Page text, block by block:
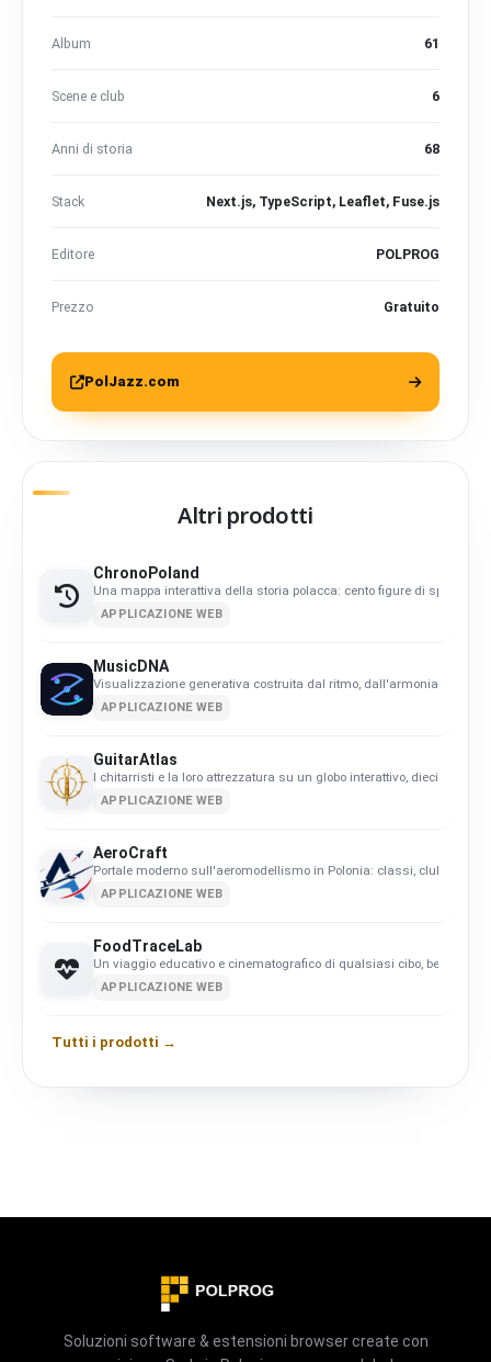
Album 61
Scene e club 6
Anni di storia 68
Stack Next.js, TypeScript, Leaflet, Fuse.js
Editore POLPROG
Prezzo Gratuito
PolJazz.com
Altri prodotti
ChronoPoland
Una mappa interattiva della storia polacca: cento figure di spicco,
APPLICAZIONE WEB
MusicDNA
Visualizzazione generativa costruita dal ritmo, dall'armonia e dalla
APPLICAZIONE WEB
GuitarAtlas
I chitarristi e la loro attrezzatura su un globo interattivo, dieci
APPLICAZIONE WEB
AeroCraft
Portale moderno sull'aeromodellismo in Polonia: classi, club,
APPLICAZIONE WEB
FoodTraceLab
Un viaggio educativo e cinematografico di qualsiasi cibo, bevanda
APPLICAZIONE WEB
Tutti i prodotti →
Soluzioni software & estensioni browser create con